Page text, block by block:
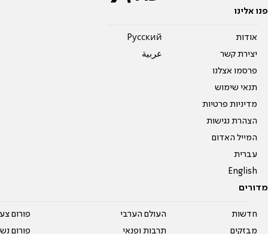
פנו אלינו
אודות
יצירת קשר
פרסמו אצלנו
תנאי שימוש
מדיניות פרטיות
הצהרת נגישות
המייל האדום
עברית
English
Pусский
عربية
מדורים
חדשות
מבזקים
העולם הערבי
תרבות ופנאי
פורום
פורום